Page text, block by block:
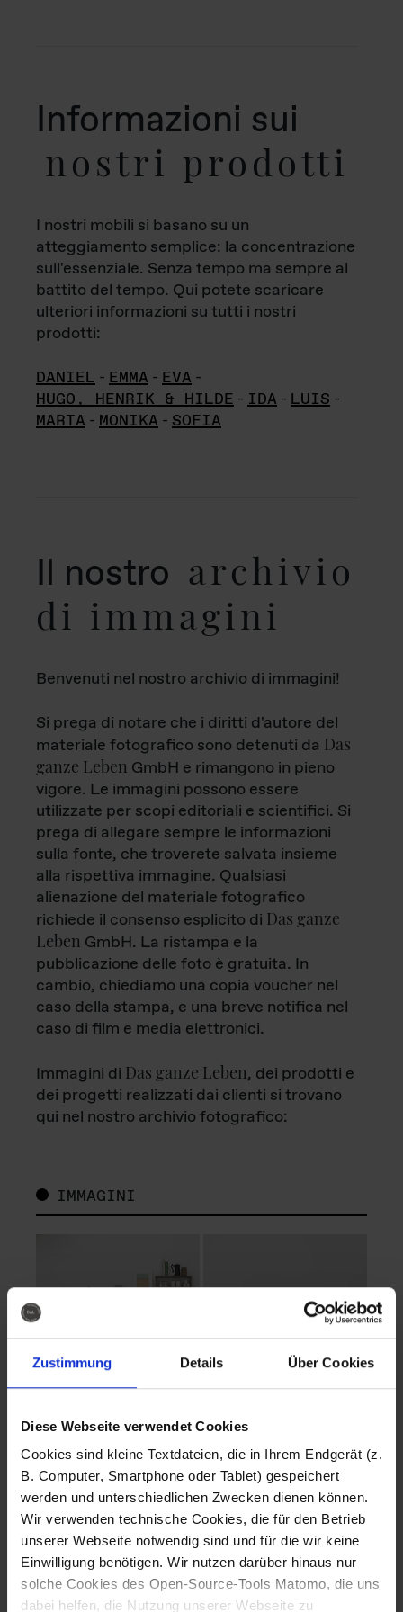
Zustimmung Details Über Cookies
Diese Webseite verwendet Cookies
Cookies sind kleine Textdateien, die in Ihrem Endgerät (z.
B. Computer, Smartphone oder Tablet) gespeichert
werden und unterschiedlichen Zwecken dienen können.
Wir verwenden technische Cookies, die für den Betrieb
unserer Webseite notwendig sind und für die wir keine
Einwilligung benötigen. Wir nutzen darüber hinaus nur
solche Cookies des Open-Source-Tools Matomo, die uns
dabei helfen, die Nutzung unserer Webseite zu
Informazioni sui
nostri prodotti
I nostri mobili si basano su un
atteggiamento semplice: la concentrazione
sull'essenziale. Senza tempo ma sempre al
battito del tempo. Qui potete scaricare
ulteriori informazioni su tutti i nostri
prodotti:
DANIEL - EMMA - EVA -
HUGO, HENRIK & HILDE - IDA - LUIS -
MARTA - MONIKA - SOFIA
Il nostro archivio
di immagini
Benvenuti nel nostro archivio di immagini!
Si prega di notare che i diritti d'autore del
materiale fotografico sono detenuti da Das
ganze Leben GmbH e rimangono in pieno
vigore. Le immagini possono essere
utilizzate per scopi editoriali e scientifici. Si
prega di allegare sempre le informazioni
sulla fonte, che troverete salvata insieme
alla rispettiva immagine. Qualsiasi
alienazione del materiale fotografico
richiede il consenso esplicito di Das ganze
Leben GmbH. La ristampa e la
pubblicazione delle foto è gratuita. In
cambio, chiediamo una copia voucher nel
caso della stampa, e una breve notifica nel
caso di film e media elettronici.
Immagini di Das ganze Leben, dei prodotti e
dei progetti realizzati dai clienti si trovano
qui nel nostro archivio fotografico:
IMMAGINI
Fotografo: Lorenz
Sternbach
Download
Fotografo: Lorenz
Sternbach
Download